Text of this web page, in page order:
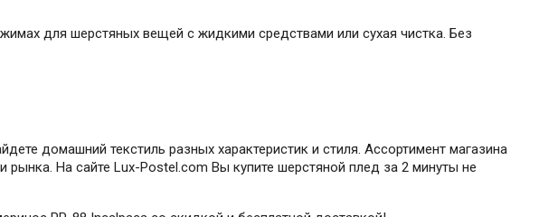
для шерстяных вещей с жидкими средствами или сухая чистка. Без
домашний текстиль разных характеристик и стиля. Ассортимент магазина
На сайте Lux-Postel.com Вы купите шерстяной плед за 2 минуты не